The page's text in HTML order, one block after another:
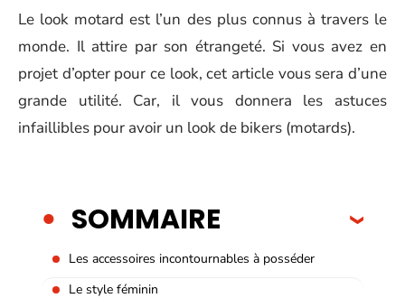
Le look motard est l’un des plus connus à travers le
monde. Il attire par son étrangeté. Si vous avez en
projet d’opter pour ce look, cet article vous sera d’une
grande utilité. Car, il vous donnera les astuces
infaillibles pour avoir un look de bikers (motards).
SOMMAIRE
Les accessoires incontournables à posséder
Le style féminin